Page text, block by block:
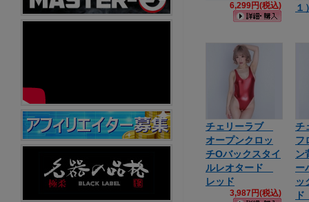
6,299円(税込)
１
チェリーラブ
オープンクロッ
チOバックスタイ
ルレオタード
レッド
3,987円(税込)
チ
フ
ン
ー
ッ